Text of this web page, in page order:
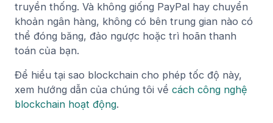
truyền thống. Và không giống PayPal hay chuyển
khoản ngân hàng, không có bên trung gian nào có
thể đóng băng, đảo ngược hoặc trì hoãn thanh
toán của bạn.
Để hiểu tại sao blockchain cho phép tốc độ này,
xem hướng dẫn của chúng tôi về cách công nghệ
blockchain hoạt động.